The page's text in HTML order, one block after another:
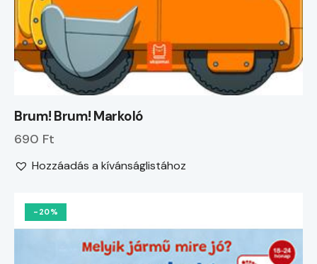
Brum! Brum! Markoló
690 Ft
Hozzáadás a kívánságlistához
-20%